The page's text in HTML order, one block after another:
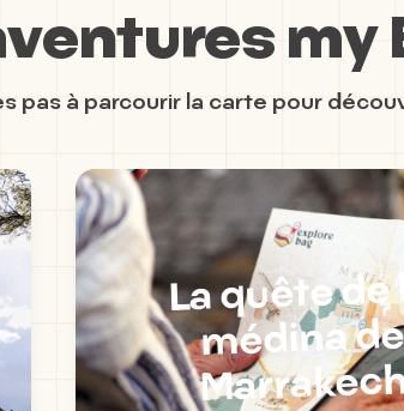
my
pas à parcourir la carte pour
La quête de
médina de